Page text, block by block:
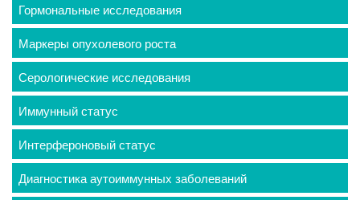
Гормональные исследования
Маркеры опухолевого роста
Серологические исследования
Иммунный статус
Интерфероновый статус
Диагностика аутоиммунных заболеваний